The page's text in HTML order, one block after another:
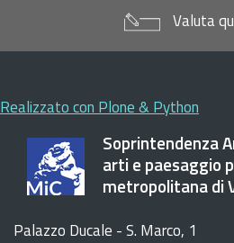
di
in
particolare
sui
seguenti
i
Valuta
Realizzato con Plone & Python
Soprintendenza
arti e paesaggio
metropolitana di
Palazzo Ducale - S. Marco, 1